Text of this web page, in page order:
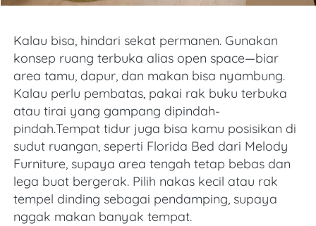
Kalau bisa, hindari sekat permanen. Gunakan
konsep ruang terbuka alias open space—biar
area tamu, dapur, dan makan bisa nyambung.
Kalau perlu pembatas, pakai rak buku terbuka
atau tirai yang gampang dipindah-
pindah.Tempat tidur juga bisa kamu posisikan di
sudut ruangan, seperti Florida Bed dari Melody
Furniture, supaya area tengah tetap bebas dan
lega buat bergerak. Pilih nakas kecil atau rak
tempel dinding sebagai pendamping, supaya
nggak makan banyak tempat.